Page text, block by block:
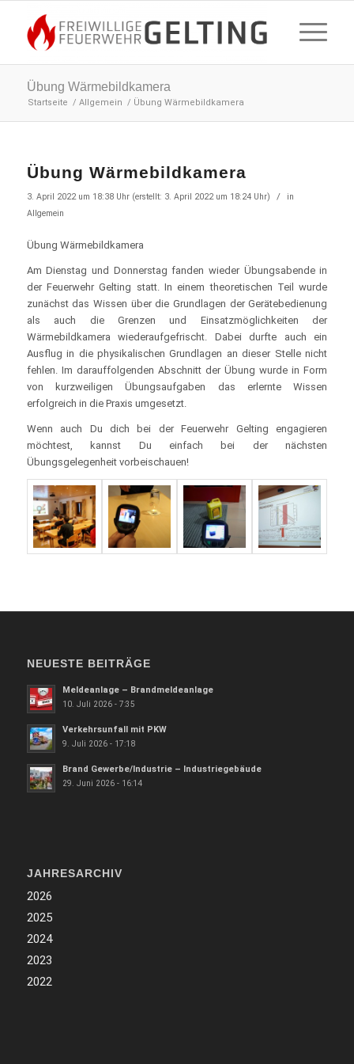
Übung Wärmebildkamera
Startseite / Allgemein / Übung Wärmebildkamera
Übung Wärmebildkamera
3. April 2022 um 18:38 Uhr (erstellt: 3. April 2022 um 18:24 Uhr) /
in
Allgemein
Übung Wärmebildkamera
Am Dienstag und Donnerstag fanden wieder Übungsabende in
der Feuerwehr Gelting statt. In einem theoretischen Teil wurde
zunächst das Wissen über die Grundlagen der Gerätebedienung
als auch die Grenzen und Einsatzmöglichkeiten der
Wärmebildkamera wiederaufgefrischt. Dabei durfte auch ein
Ausflug in die physikalischen Grundlagen an dieser Stelle nicht
fehlen. Im darauffolgenden Abschnitt der Übung wurde in Form
von kurzweiligen Übungsaufgaben das erlernte Wissen
erfolgreich in die Praxis umgesetzt.
Wenn auch Du dich bei der Feuerwehr Gelting engagieren
möchtest, kannst Du einfach bei der nächsten
Übungsgelegenheit vorbeischauen!
NEUESTE BEITRÄGE
Meldeanlage – Brandmeldeanlage
10. Juli 2026 - 7:35
Verkehrsunfall mit PKW
9. Juli 2026 - 17:18
Brand Gewerbe/Industrie – Industriegebäude
29. Juni 2026 - 16:14
JAHRESARCHIV
2026
2025
2024
2023
2022